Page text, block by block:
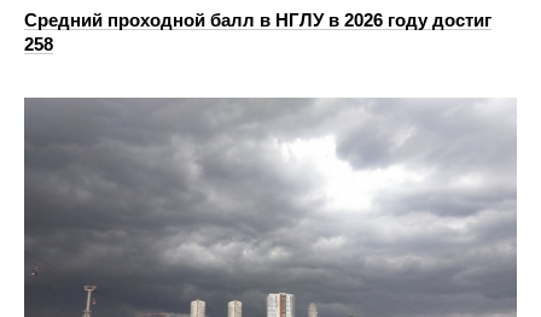
Средний проходной балл в НГЛУ в 2026 году достиг
258